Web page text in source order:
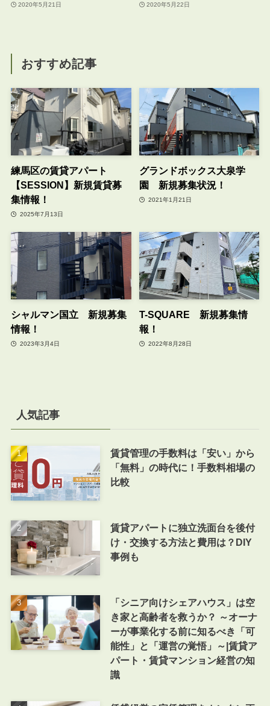
2020年5月21日 2020年5月22日
おすすめ記事
練馬区の賃貸アパート
【SESSION】新規賃貸募
集情報！
2025年7月13日
グランドボックス大泉学
園 新規募集状況！
2021年1月21日
シャルマン国立 新規募集
情報！
2023年3月4日
T-SQUARE 新規募集情
報！
2022年8月28日
人気記事
賃貸管理の手数料は「安い」から
「無料」の時代に！手数料相場の
比較
賃貸アパートに独立洗面台を後付
け・交換する方法と費用は？DIY
事例も
「シニア向けシェアハウス」は空
き家と高齢者を救うか？ ～オーナ
ーが事業化する前に知るべき「可
能性」と「運営の覚悟」～|賃貸ア
パート・賃貸マンション経営の知
識